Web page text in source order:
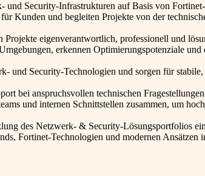
und Security-Infrastrukturen auf Basis von
Kunden und begleiten Projekte von der
eigenverantwortlich, professionell und
erkennen Optimierungspotenziale
und Security-Technologien und sorgen für
bei anspruchsvollen technischen
und internen Schnittstellen zusammen, um
des Netzwerk- & Security-Lösungsportfolios
Fortinet-Technologien und modernen Ansätzen